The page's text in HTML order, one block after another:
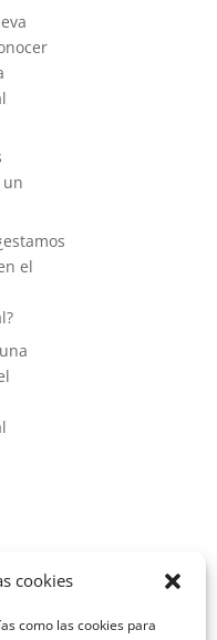
cookies
como las cookies para
el